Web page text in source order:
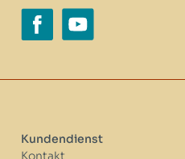
Kundendienst
Kontakt